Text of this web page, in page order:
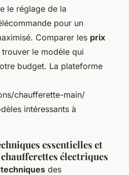
le réglage de la
pour un
Comparer les prix
le modèle qui
budget. La plateforme
chaufferette-main/
intéressants à
essentielles et
électriques
des